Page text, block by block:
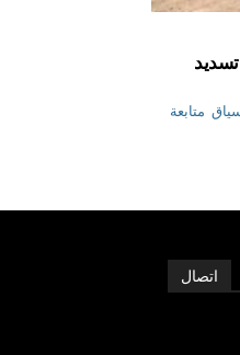
تسديد
سياق متابعة
اتصال